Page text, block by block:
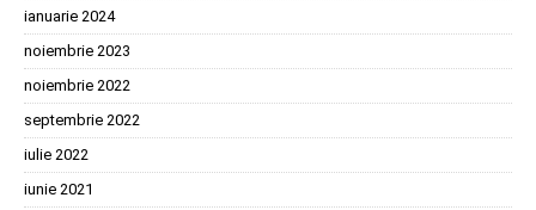
ianuarie 2024
noiembrie 2023
noiembrie 2022
septembrie 2022
iulie 2022
iunie 2021